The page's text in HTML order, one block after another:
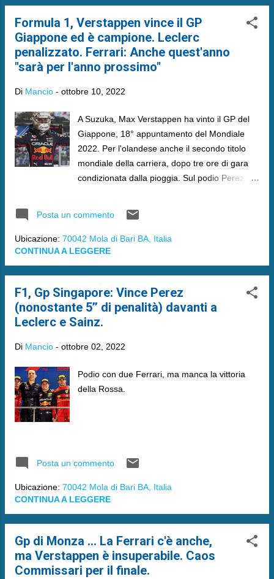
Formula 1, Verstappen vince il GP
Giappone ed è campione. Leclerc
penalizzato. Ferrari: Anche quest'anno
"sarà per l'anno prossimo"
Di Mancio - ottobre 10, 2022
A Suzuka, Max Verstappen ha vinto il GP del
Giappone, 18° appuntamento del Mondiale
2022. Per l'olandese anche il secondo titolo
mondiale della carriera, dopo tre ore di gara
condizionata dalla pioggia. Sul podio Perez e
Posta un commento
Ubicazione: 70042 Mola di Bari BA, Italia
CONTINUA A LEGGERE
F1, Gp Singapore: Vince Perez
(nonostante 5’’ di penalità) davanti a
Leclerc e Sainz.
Di Mancio - ottobre 02, 2022
Podio con due Ferrari, ma manca la vittoria
della Rossa.
Posta un commento
Ubicazione: 70042 Mola di Bari BA, Italia
CONTINUA A LEGGERE
Gp di Monza ... La Ferrari c'è anche,
ma Verstappen è insuperabile. Caos
Commissari per il finale.